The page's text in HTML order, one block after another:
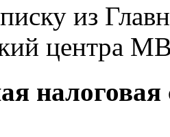
из
центра
налоговая